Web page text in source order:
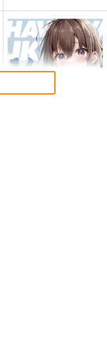
≪新刊発売記念
≫【B5アクリルボー
ド】艶娘幻夢譚
T2 ART WORKS
専売 4,400円（税込）
オリジナル